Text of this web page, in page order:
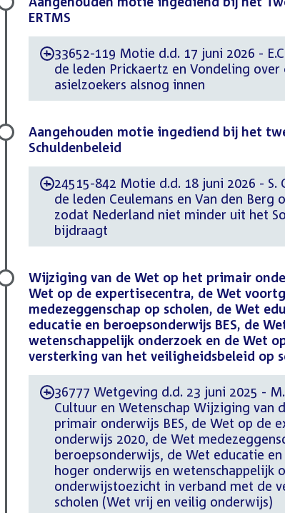
ERTMS
-33652-119 Motie d.d. 17 juni 2026 -
de leden Prickaertz en Vondeling
asielzoekers alsnog innen
Aangehouden motie ingediend bij het
Schuldenbeleid
-24515-842 Motie d.d. 18 juni 2026 -
de leden Ceulemans en Van den Berg
zodat Nederland niet minder uit het
bijdraagt
Wijziging van de Wet op het primair
Wet op de expertisecentra, de Wet
medezeggenschap op scholen, de Wet
educatie en beroepsonderwijs BES, de
wetenschappelijk onderzoek en de Wet
versterking van het veiligheidsbeleid op
-36777 Wetgeving d.d. 23 juni 2025 -
Cultuur en Wetenschap Wijziging
primair onderwijs BES, de Wet op de
onderwijs 2020, de Wet
beroepsonderwijs, de Wet educatie
hoger onderwijs en wetenschappelijk
onderwijstoezicht in verband met de
scholen (Wet vrij en veilig onderwijs)